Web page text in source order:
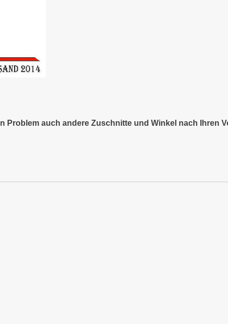
Problem auch andere Zuschnitte und Winkel nach Ihren